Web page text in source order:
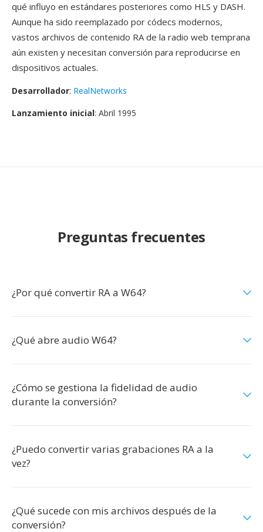
qué influyo en estándares posteriores como HLS y DASH.
Aunque ha sido reemplazado por códecs modernos,
vastos archivos de contenido RA de la radio web temprana
aún existen y necesitan conversión para reproducirse en
dispositivos actuales.
Desarrollador: RealNetworks
Lanzamiento inicial: Abril 1995
Preguntas frecuentes
¿Por qué convertir RA a W64?
¿Qué abre audio W64?
¿Cómo se gestiona la fidelidad de audio
durante la conversión?
¿Puedo convertir varias grabaciones RA a la
vez?
¿Qué sucede con mis archivos después de la
conversión?